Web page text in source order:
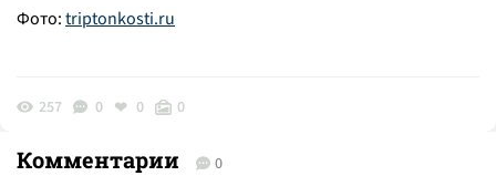
Фото:triptonkosti.ru
257 0 0 0
Комментарии 0